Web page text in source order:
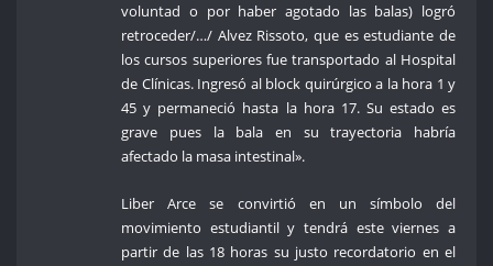
voluntad o por haber agotado las balas) logró
retroceder/…/ Alvez Rissoto, que es estudiante de
los cursos superiores fue transportado al Hospital
de Clínicas. Ingresó al block quirúrgico a la hora 1 y
45 y permaneció hasta la hora 17. Su estado es
grave pues la bala en su trayectoria habría
afectado la masa intestinal».
Liber Arce se convirtió en un símbolo del
movimiento estudiantil y tendrá este viernes a
partir de las 18 horas su justo recordatorio en el